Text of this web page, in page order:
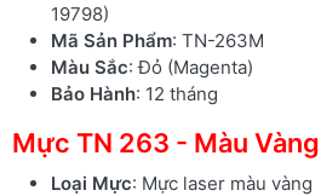
19798)
Mã Sản Phẩm: TN-263M
Màu Sắc: Đỏ (Magenta)
Bảo Hành: 12 tháng
Mực TN 263 - Màu
Loại Mực: Mực laser màu vàng